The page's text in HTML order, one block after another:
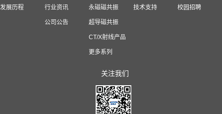
发展历程 行业资讯
公司公告
永磁磁共振
超导磁共振
CT/X射线产品
更多系列
技术支持 校园招聘
关注我们